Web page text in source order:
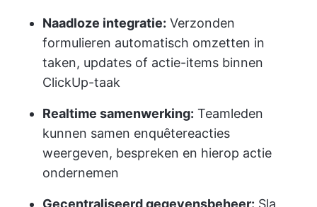
Naadloze integratie: Verzonden
formulieren automatisch omzetten in
taken, updates of actie-items binnen
ClickUp-taak
Realtime samenwerking: Teamleden
kunnen samen enquêtereacties
weergeven, bespreken en hierop actie
ondernemen
Gecentraliseerd gegevensbeheer: Sla